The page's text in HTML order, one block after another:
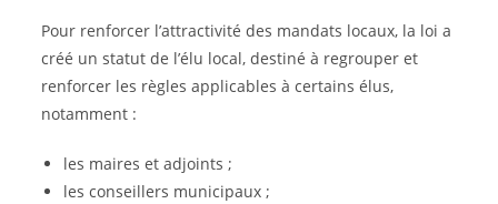
Pour renforcer l’attractivité des mandats locaux, la loi a
créé un statut de l’élu local, destiné à regrouper et
renforcer les règles applicables à certains élus,
notamment :
les maires et adjoints ;
les conseillers municipaux ;